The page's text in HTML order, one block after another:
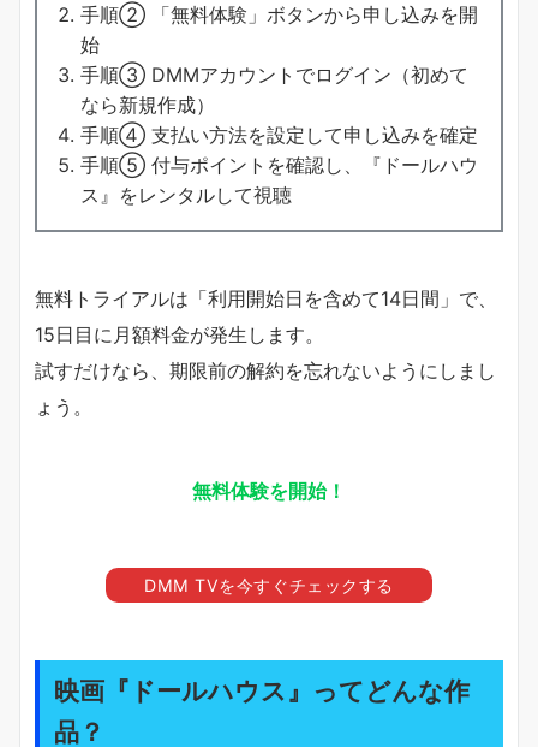
手順② 「無料体験」ボタンから申し込みを開
始
手順③ DMMアカウントでログイン（初めて
なら新規作成）
手順④ 支払い方法を設定して申し込みを確定
手順⑤ 付与ポイントを確認し、『ドールハウ
ス』をレンタルして視聴
無料トライアルは「利用開始日を含めて14日間」で、
15日目に月額料金が発生します。
試すだけなら、期限前の解約を忘れないようにしまし
ょう。
無料体験を開始！
DMM TVを今すぐチェックする
映画『ドールハウス』ってどんな作
品？